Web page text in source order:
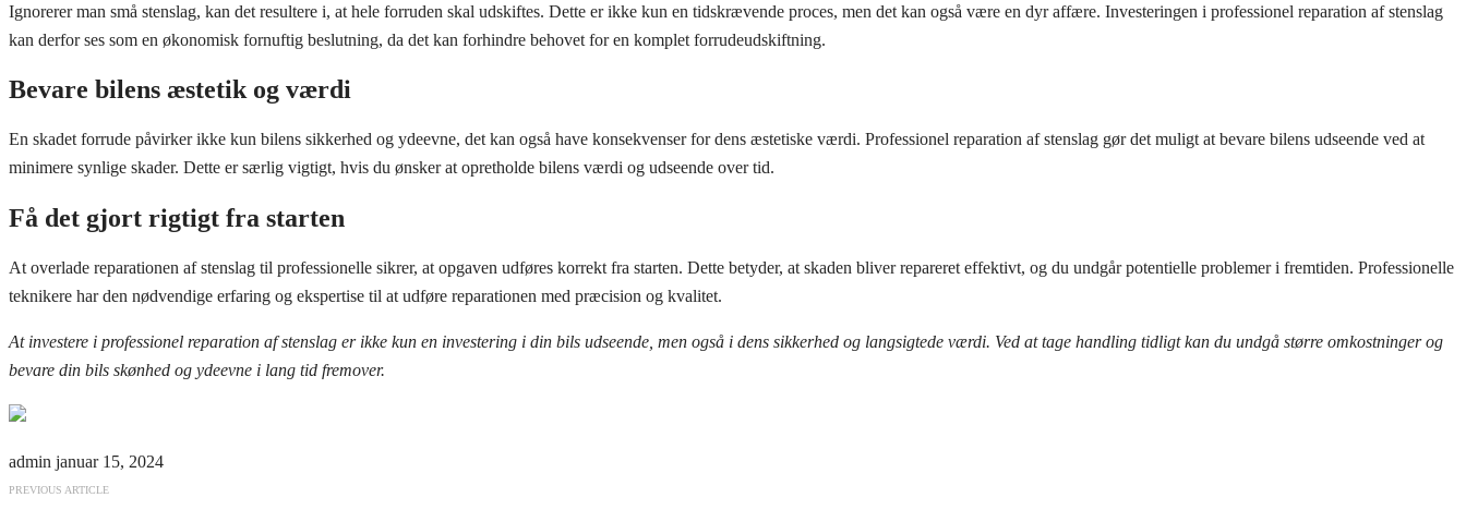
Ignorerer man små stenslag, kan det resultere i, at hele forruden skal udskiftes. Dette er ikke kun en tidskrævende proces, men det kan også være en dyr affære. Investeringen i professionel reparation af stenslag
kan derfor ses som en økonomisk fornuftig beslutning, da det kan forhindre behovet for en komplet forrudeudskiftning.
Bevare bilens æstetik og værdi
En skadet forrude påvirker ikke kun bilens sikkerhed og ydeevne, det kan også have konsekvenser for dens æstetiske værdi. Professionel reparation af stenslag gør det muligt at bevare bilens udseende ved at
minimere synlige skader. Dette er særlig vigtigt, hvis du ønsker at opretholde bilens værdi og udseende over tid.
Få det gjort rigtigt fra starten
At overlade reparationen af stenslag til professionelle sikrer, at opgaven udføres korrekt fra starten. Dette betyder, at skaden bliver repareret effektivt, og du undgår potentielle problemer i fremtiden. Professionelle
teknikere har den nødvendige erfaring og ekspertise til at udføre reparationen med præcision og kvalitet.
At investere i professionel reparation af stenslag er ikke kun en investering i din bils udseende, men også i dens sikkerhed og langsigtede værdi. Ved at tage handling tidligt kan du undgå større omkostninger og
bevare din bils skønhed og ydeevne i lang tid fremover.
admin januar 15, 2024
PREVIOUS ARTICLE